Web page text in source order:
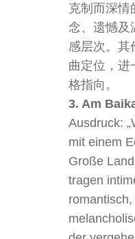
克制而深情
念、遗憾及
感层次。其
曲定位，进
格指向。
3. Am
Ausdruck:
mit einem
Große
tragen